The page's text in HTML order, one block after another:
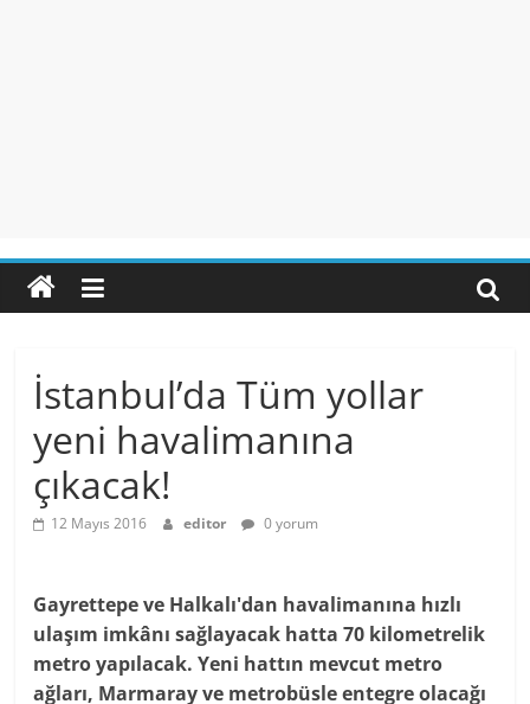
İstanbul’da Tüm yollar
yeni havalimanına
çıkacak!
12 Mayıs 2016 editor 0 yorum
Gayrettepe ve Halkalı'dan havalimanına hızlı
ulaşım imkânı sağlayacak hatta 70 kilometrelik
metro yapılacak. Yeni hattın mevcut metro
ağları, Marmaray ve metrobüsle entegre olacağı